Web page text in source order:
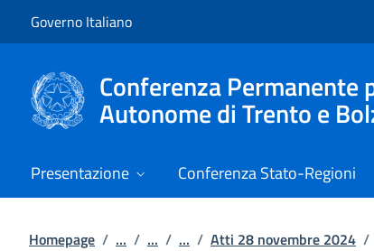
Governo Italiano
Conferenza Permanente
Autonome di Trento e
Presentazione Conferenza Stato-Regioni
Homepage / ... / ... / ... / Atti 28 novembre 2024 /